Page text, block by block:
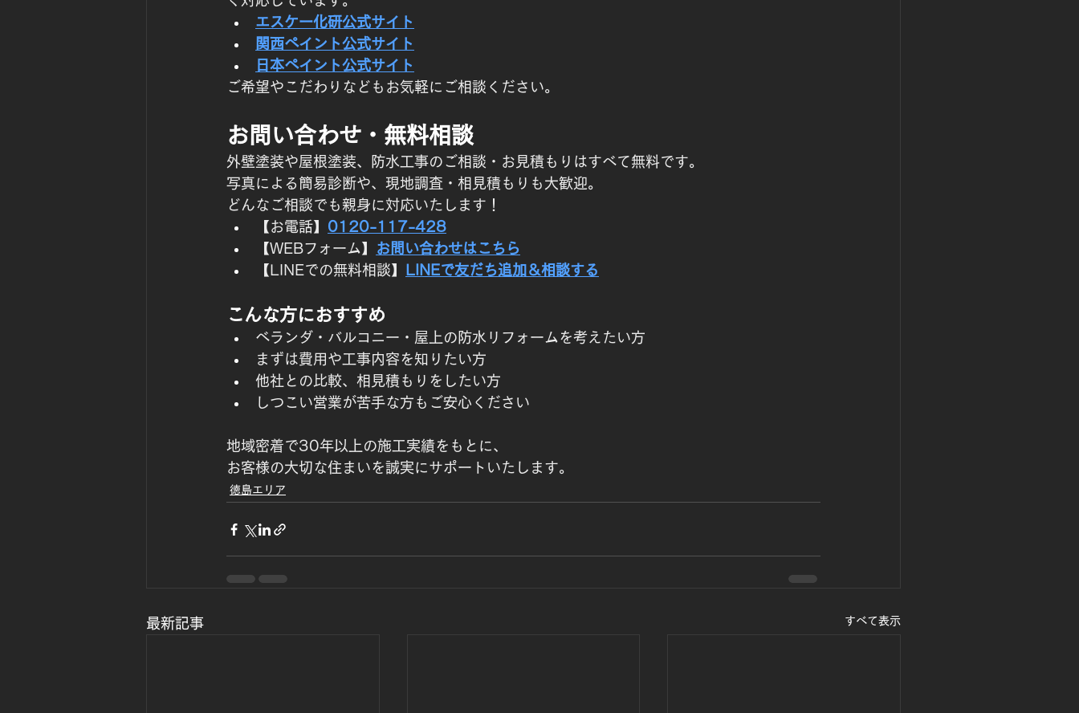
エスケー化研公式サイト
関西ペイント公式サイト
日本ペイント公式サイト
ご希望やこだわりなどもお気軽にご相談ください。
お問い合わせ・無料相談
外壁塗装や屋根塗装、防水工事のご相談・お見積もりはすべて無料です。
写真による簡易診断や、現地調査・相見積もりも大歓迎。
どんなご相談でも親身に対応いたします！
【お電話】 0120-117-428
【WEBフォーム】
お問い合わせはこちら
【LINEでの無料相談】
LINEで友だち追加＆相談する
こんな方におすすめ
ベランダ・バルコニー・屋上の防水リフォームを考えたい方
まずは費用や工事内容を知りたい方
他社との比較、相見積もりをしたい方
しつこい営業が苦手な方もご安心ください
地域密着で30年以上の施工実績をもとに、
お客様の大切な住まいを誠実にサポートいたします。
徳島エリア
最新記事 すべて表示